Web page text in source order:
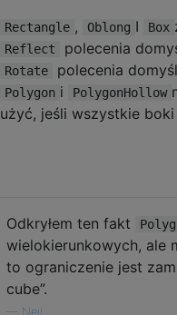
Rectangle , Oblong I Box
Reflect polecenia
Rotate polecenia
Polygon i PolygonHollow
użyć, jeśli wszystkie boki
Odkryłem ten fakt
wielokierunkowych, ale
to ograniczenie jest
cube”.
Neil